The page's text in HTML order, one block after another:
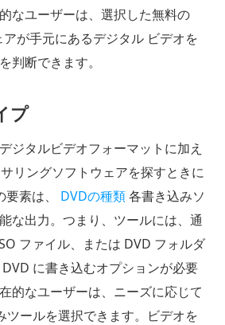
なユーザーは、選択した無料の
が手元にあるデジタル ビデオを
判断できます。
プ
ジタルビデオフォーマットに加え
リングソフトウェアを探すときに
素は、 DVDの種類各書き込みソ
な出力。つまり、ツールには、通
ファイル、または DVD フォルダ
に書き込むオプションが必要
的なユーザーは、ニーズに応じて
ツールを選択できます。ビデオを